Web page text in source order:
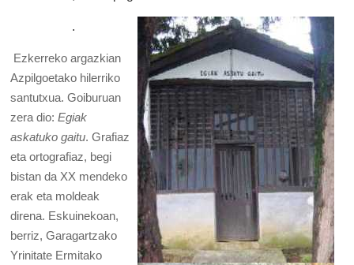
.
Ezkerreko argazkian
Azpilgoetako hilerriko
santutxua. Goiburuan
zera dio:Egiak
askatuko gaitu. Grafiaz
eta ortografiaz, begi
bistan da XX mendeko
erak eta moldeak
direna. Eskuinekoan,
berriz, Garagartzako
Yrinitate Ermitako